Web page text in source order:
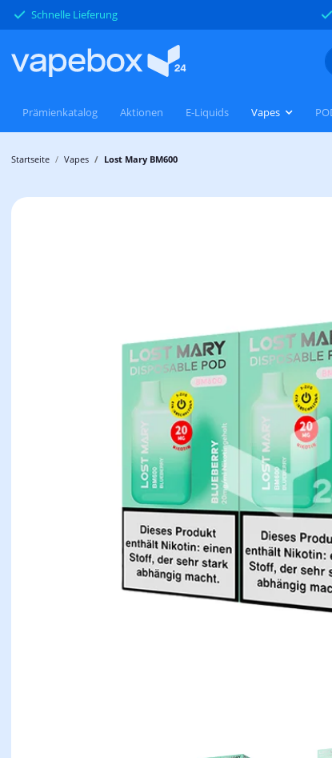
Schnelle Lieferung
Aktionen E-Liquids Vapes
Prämienkatalog
Startseite Vapes Lost Mary BM600